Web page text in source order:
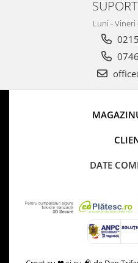
Luni - Vineri
DATE